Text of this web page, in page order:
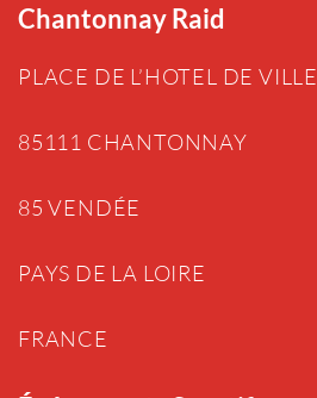
Chantonnay Raid
PLACE DE L’HOTEL DE VILLE
85111 CHANTONNAY
85 VENDÉE
PAYS DE LA LOIRE
FRANCE